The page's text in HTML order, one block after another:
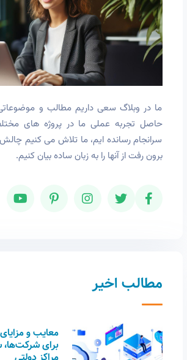
ما در وبلاگ سعی داریم مطالب و
حاصل تجربه عملی ما در پروژه های
سرانجام رسانده ایم، ما تلاش می کنیم
برون رفت از آنها را به زبان ساده بیان کنیم.
مطالب اخیر
معایب و
برای شرکت‌ها،